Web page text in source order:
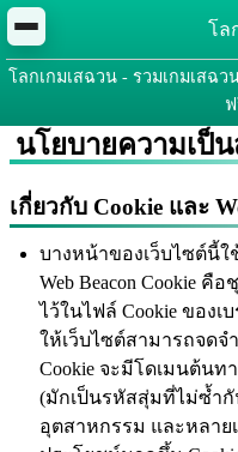
โล
โลกเกมเสฉวน - รวมเกมเสฉ
นโยบายความเป็
เกี่ยวกับ Cookie และ
บางหน้าของเว็บไซต์นี้ใ
Web Beacon Cookie
ไว้ในไฟล์ Cookie ของ
ให้เว็บไซต์สามารถจดจ
Cookie จะมีโดเมนต้นท
(มักเป็นรหัสสุ่มที่ไม่ซ้ำกั
อุตสาหกรรม และหลาย